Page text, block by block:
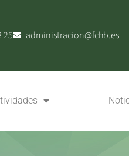
25 administracion@fchb.es